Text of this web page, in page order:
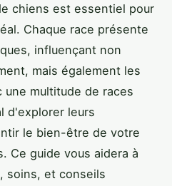
chiens est essentiel pour
Chaque race présente
influençant non
mais également les
une multitude de races
d'explorer leurs
le bien-être de votre
Ce guide vous aidera à
soins, et conseils